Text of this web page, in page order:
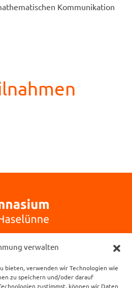
verwalten
bieten, verwenden wir Technologien wie
zu speichern und/oder darauf
zustimmst, können wir Daten
Kommunikation